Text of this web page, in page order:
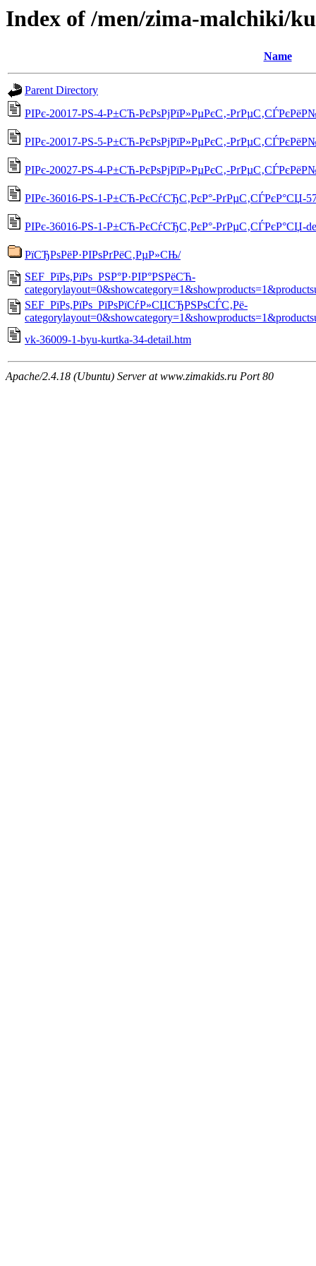
Index of /men/zima-malchiki/
Name
Parent Directory
РІРє-20017-РЅ-4-Р±СЋ-РєРѕРјРїР»РµРєС‚-
РІРє-20017-РЅ-5-Р±СЋ-РєРѕРјРїР»РµРєС‚-
РІРє-20027-РЅ-4-Р±СЋ-РєРѕРјРїР»РµРєС‚-
РІРє-36016-РЅ-1-Р±СЋ-РєСѓСЂС‚РєР°-РґРµС‚СЃРєР°СЏ-
РІРє-36016-РЅ-1-Р±СЋ-РєСѓСЂС‚РєР°-РґРµС‚СЃРєР°СЏ-
РїСЂРѕРёР·РІРѕРґРёС‚РµР»СЊ/
SEF_РїРѕ,РїРѕ_РЅР°Р·РІР°РЅРёСЋ-
SEF_РїРѕ,РїРѕ_РїРѕРїСѓР»СЏСЂРЅРѕСЃС‚Рё-
vk-36009-1-byu-kurtka-34-detail.htm
Apache/2.4.18 (Ubuntu) Server at www.zimakids.ru Port 80